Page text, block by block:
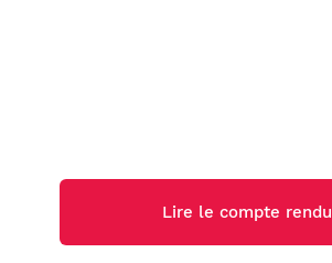
Winston Maxwell
Lire le compte rendu